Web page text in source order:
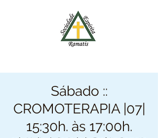
Sábado ::
CROMOTERAPIA |07|
15:30h. às 17:00h.